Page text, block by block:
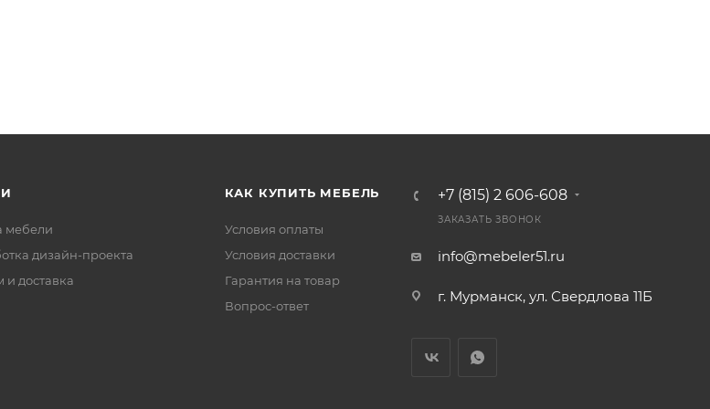
мебели
дизайн-проекта
и доставка
КАК КУПИТЬ МЕБЕЛЬ
Условия оплаты
Условия доставки
Гарантия на товар
Вопрос-ответ
+7 (815) 2 606-608
ЗАКАЗАТЬ ЗВОНОК
info@mebeler51.ru
г. Мурманск, ул. Свердлова 11Б